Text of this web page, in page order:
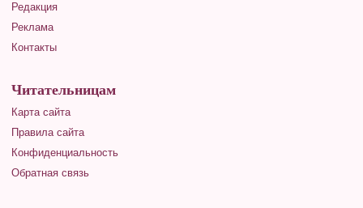
Редакция
Реклама
Контакты
Читательницам
Карта сайта
Правила сайта
Конфиденциальность
Обратная связь